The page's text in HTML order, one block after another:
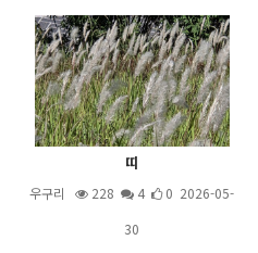
띠
우구리 228 4
0 2026-05-
30